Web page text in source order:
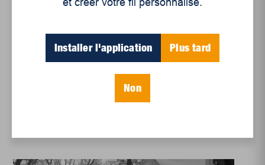
Environnement
Les marchés publics
Installer l'application Plus tard
Non